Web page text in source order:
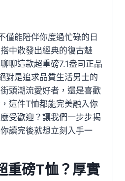
僅能陪伴你度過忙碌的日
中散發出經典的復古魅
聊這款超重磅7.1盎司正品
對是追求品質生活男士的
頭潮流愛好者，還是喜歡
這件T恤都能完美融入你
受歡迎？讓我們一步步揭
讀完後就想立刻入手一
重磅T恤？厚實